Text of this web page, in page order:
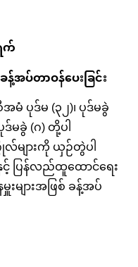
က်
န့်အပ်တာဝန်ပေးခြင်း
ပုဒ်မ (၃၂)၊ ပုဒ်မခွဲ
ဒ်မခွဲ (ဂ) တို့ပါ
ဂိုလ်များကို ယှဉ်တွဲပါ
င့် ပြန်လည်ထူထောင်ရေး
များအဖြစ် ခန့်အပ်